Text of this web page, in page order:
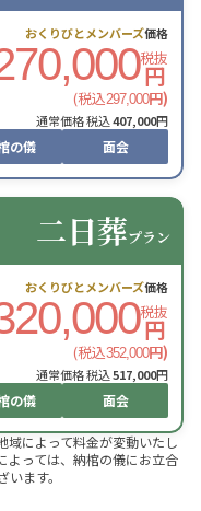
おくりびとメンバーズ価格
税抜
円
(税込297,000円)
通常価格 税込407,000円
の儀 面会
二日葬プラン
おくりびとメンバーズ価格
税抜
円
(税込352,000円)
通常価格 税込517,000円
の儀 面会
によって料金が変動いたし
っては、納棺の儀にお立合
ます。